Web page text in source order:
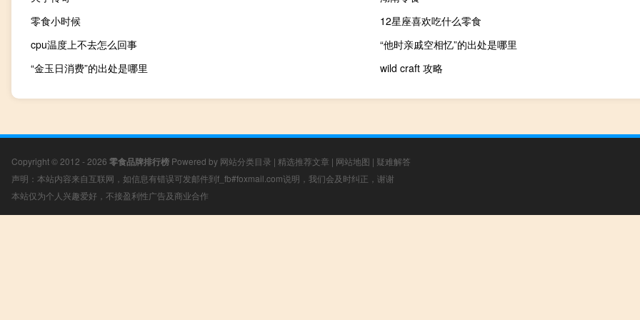
零食小时候
12星座喜欢吃什么零食
cpu温度上不去怎么回事
“他时亲戚空相忆”的出处是哪里
“金玉日消费”的出处是哪里
wild craft 攻略
Copyright © 2012 - 2026 零食品牌排行榜 Powered by 网站分类目录 | 精选推荐文章 | 网站地图 | 疑难解答
声明：本站内容来自互联网，如信息有错误可发邮件到f_fb#foxmail.com说明，我们会及时纠正，谢谢
本站仅为个人兴趣爱好，不接盈利性广告及商业合作